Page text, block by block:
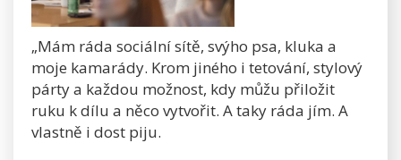
„Mám ráda sociální sítě, svýho psa, kluka a
moje kamarády. Krom jiného i tetování, stylový
párty a každou možnost, kdy můžu přiložit
ruku k dílu a něco vytvořit. A taky ráda jím. A
vlastně i dost piju.